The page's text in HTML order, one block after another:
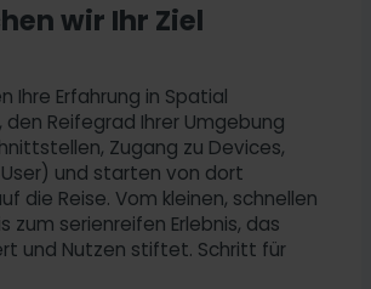
wir Ihr Ziel
Ihre Erfahrung in Spatial
den Reifegrad Ihrer Umgebung
Zugang zu Devices,
und starten von dort
die Reise. Vom kleinen, schnellen
zum serienreifen Erlebnis, das
und Nutzen stiftet. Schritt für